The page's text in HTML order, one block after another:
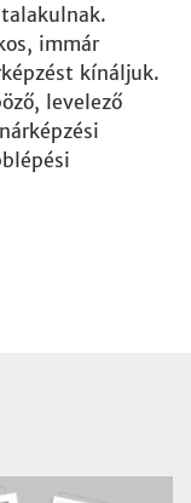
immár
kínáljuk.
levelező